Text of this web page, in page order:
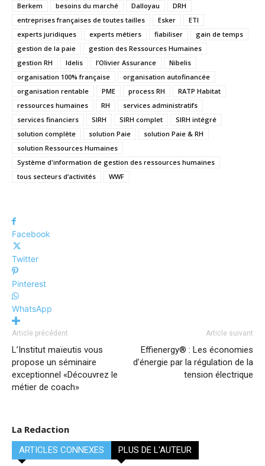
Berkem
besoins du marché Dalloyau
DRH
entreprises françaises de toutes tailles
Esker
ETI
experts juridiques
experts métiers fiabiliser
gain de temps
gestion de la paie
gestion des Ressources Humaines
gestion RH
Idelis l’Olivier Assurance
Nibelis
organisation 100% française
organisation autofinancée
organisation rentable
PME process RH
RATP Habitat
ressources humaines
RH
services administratifs
services financiers
SIRH SIRH complet
SIRH intégré
solution complète
solution Paie
solution Paie & RH
solution Ressources Humaines
Système d'information de gestion des ressources humaines
tous secteurs d’activités
WWF
Facebook
Twitter
Pinterest
WhatsApp
Article précédent
L’Institut maïeutis vous
propose un séminaire
exceptionnel «Découvrez le
métier de coach»
Article suivant
Effienergy® : Les économies
d’énergie par la régulation de la
tension électrique
La Redaction
ARTICLES CONNEXES PLUS DE L'AUTEUR